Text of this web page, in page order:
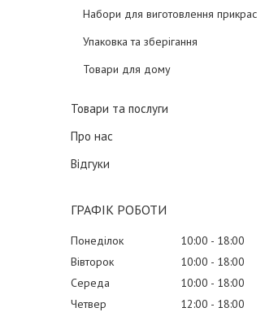
Набори для виготовлення прикрас
Упаковка та зберігання
Товари для дому
Товари та послуги
Про нас
Відгуки
ГРАФІК РОБОТИ
Понеділок 10:00
18:00
Вівторок
10:00
18:00
Середа
10:00
18:00
Четвер
12:00
18:00